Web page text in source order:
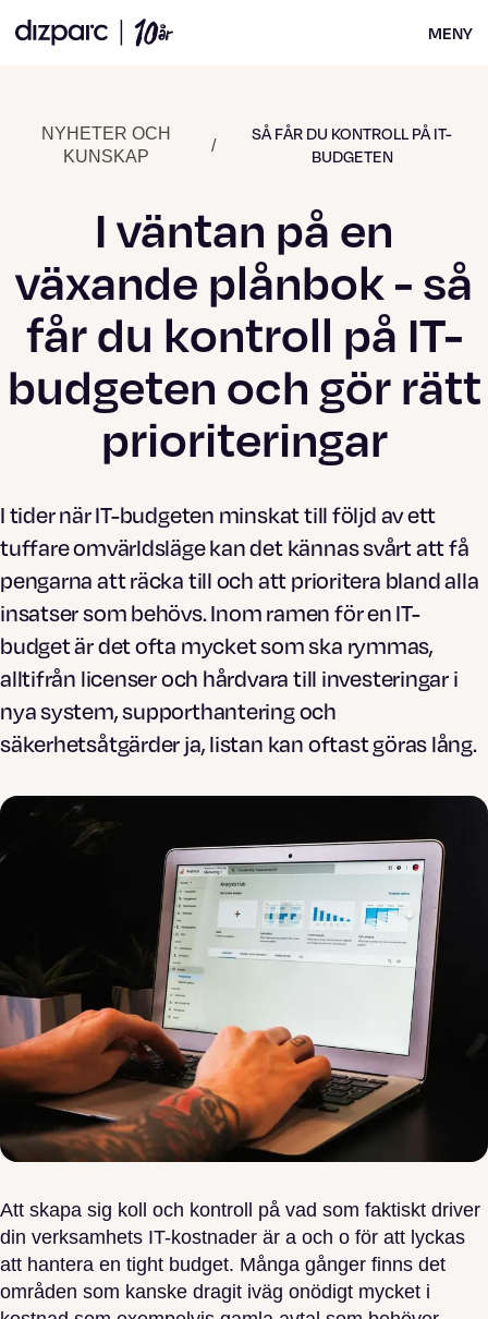
MENY
NYHETER OCH
KUNSKAP
/
SÅ FÅR DU KONTROLL PÅ IT-
BUDGETEN
I väntan på en
växande plånbok - så
får du kontroll på IT-
budgeten och gör rätt
prioriteringar
I tider när IT-budgeten minskat till följd av ett
tuffare omvärldsläge kan det kännas svårt att få
pengarna att räcka till och att prioritera bland alla
insatser som behövs. Inom ramen för en IT-
budget är det ofta mycket som ska rymmas,
alltifrån licenser och hårdvara till investeringar i
nya system, supporthantering och
säkerhetsåtgärder ja, listan kan oftast göras lång.
Att skapa sig koll och kontroll på vad som faktiskt driver
din verksamhets IT-kostnader är a och o för att lyckas
att hantera en tight budget. Många gånger finns det
områden som kanske dragit iväg onödigt mycket i